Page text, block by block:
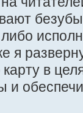
я
в
и